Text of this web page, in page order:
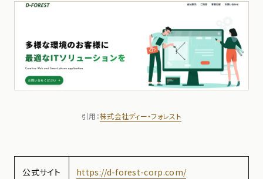
引用：株式会社ディー・フォレスト
公式サイト https://d-forest-corp.com/